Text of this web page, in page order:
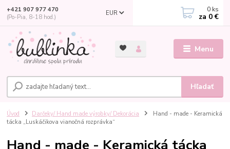
Menu
EUR
Hľadať
+421 907 977 470
(Po-Pia, 8-18 hod.)
0 ks
za 0 €
Úvod Darčeky/ Hand made výrobky/ Dekorácia
Hand - made - Keramická
tácka „Luskáčikova vianočná rozprávka“
Hand - made - Keramická tácka